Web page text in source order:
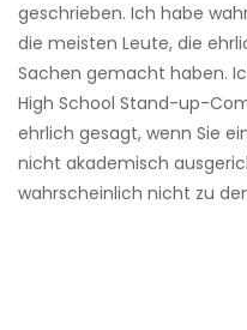
geschrieben. Ich habe
die meisten Leute, die
Sachen gemacht haben.
High School Stand-up-
ehrlich gesagt, wenn Sie
nicht akademisch
wahrscheinlich nicht zu